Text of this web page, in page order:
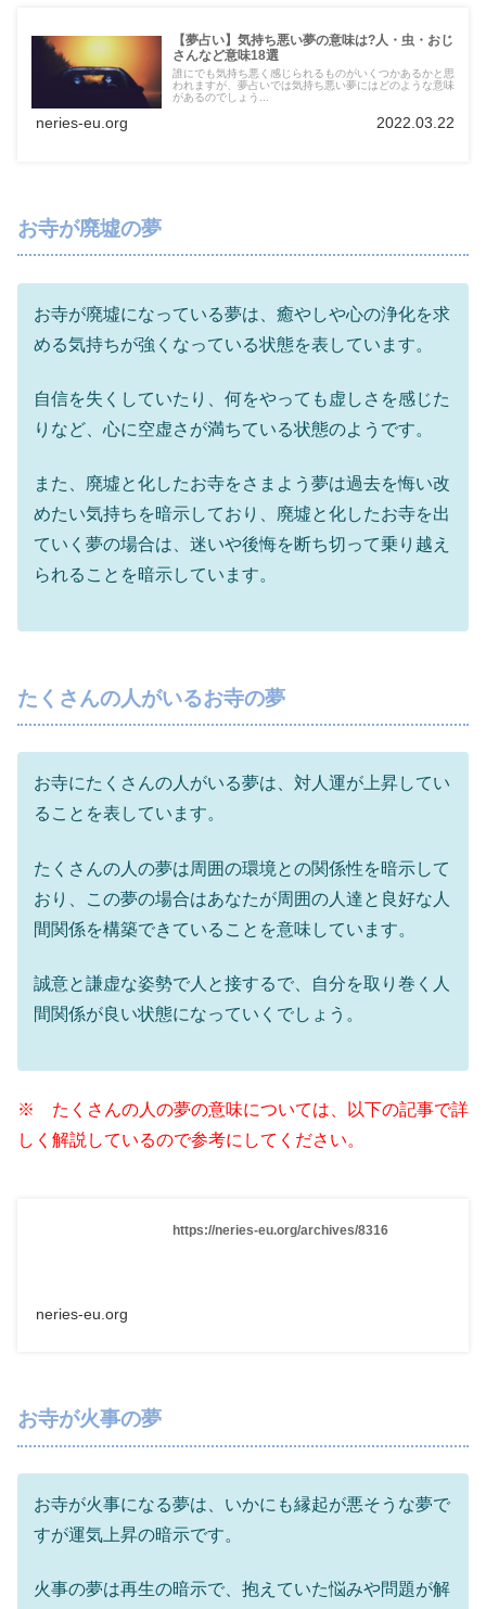
【夢占い】気持ち悪い夢の意味は?人・虫・おじ
さんなど意味18選
誰にでも気持ち悪く感じられるものがいくつかあるかと思
われますが、夢占いでは気持ち悪い夢にはどのような意味
があるのでしょう...
neries-eu.org 2022.03.22
お寺が廃墟の夢
お寺が廃墟になっている夢は、癒やしや心の浄化を求
める気持ちが強くなっている状態を表しています。
自信を失くしていたり、何をやっても虚しさを感じた
りなど、心に空虚さが満ちている状態のようです。
また、廃墟と化したお寺をさまよう夢は過去を悔い改
めたい気持ちを暗示しており、廃墟と化したお寺を出
ていく夢の場合は、迷いや後悔を断ち切って乗り越え
られることを暗示しています。
たくさんの人がいるお寺の夢
お寺にたくさんの人がいる夢は、対人運が上昇してい
ることを表しています。
たくさんの人の夢は周囲の環境との関係性を暗示して
おり、この夢の場合はあなたが周囲の人達と良好な人
間関係を構築できていることを意味しています。
誠意と謙虚な姿勢で人と接するで、自分を取り巻く人
間関係が良い状態になっていくでしょう。
※ たくさんの人の夢の意味については、以下の記事で詳
しく解説しているので参考にしてください。
https://neries-eu.org/archives/8316
neries-eu.org
お寺が火事の夢
お寺が火事になる夢は、いかにも縁起が悪そうな夢で
すが運気上昇の暗示です。
火事の夢は再生の暗示で、抱えていた悩みや問題が解